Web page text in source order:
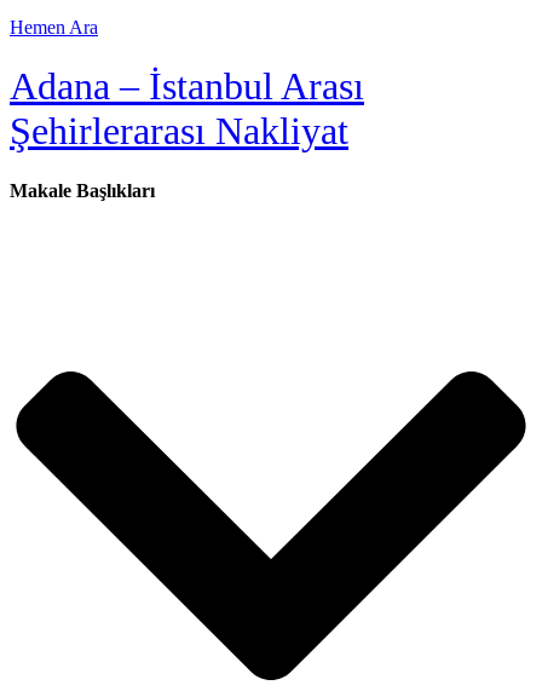
Hemen Ara
Adana – İstanbul Arası
Şehirlerarası Nakliyat
Makale Başlıkları